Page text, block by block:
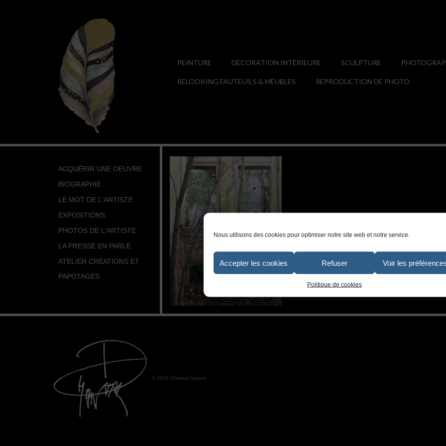
Nous utilisons des cookies pour optimiser notre site web et notre service.
Accepter les cookies Refuser Voir les
Politique de cookies
PEINTURE DÉCORATION INTÉRIEURE SCULPTURE
RELOOKING FAUTEUILS & MEUBLES REPRODUCTION DE PHOTO
ACQUÉRIR UNE OEUVRE
BIOGRAPHIE
LE MOT DE L'ARTISTE
EXPOSITIONS
PHOTOS DE L'ARTISTE
LA PRESSE EN PARLE
ATELIER CRÉATIONS ET
PAPOTAGES
© 2026 Chantal Dupetit